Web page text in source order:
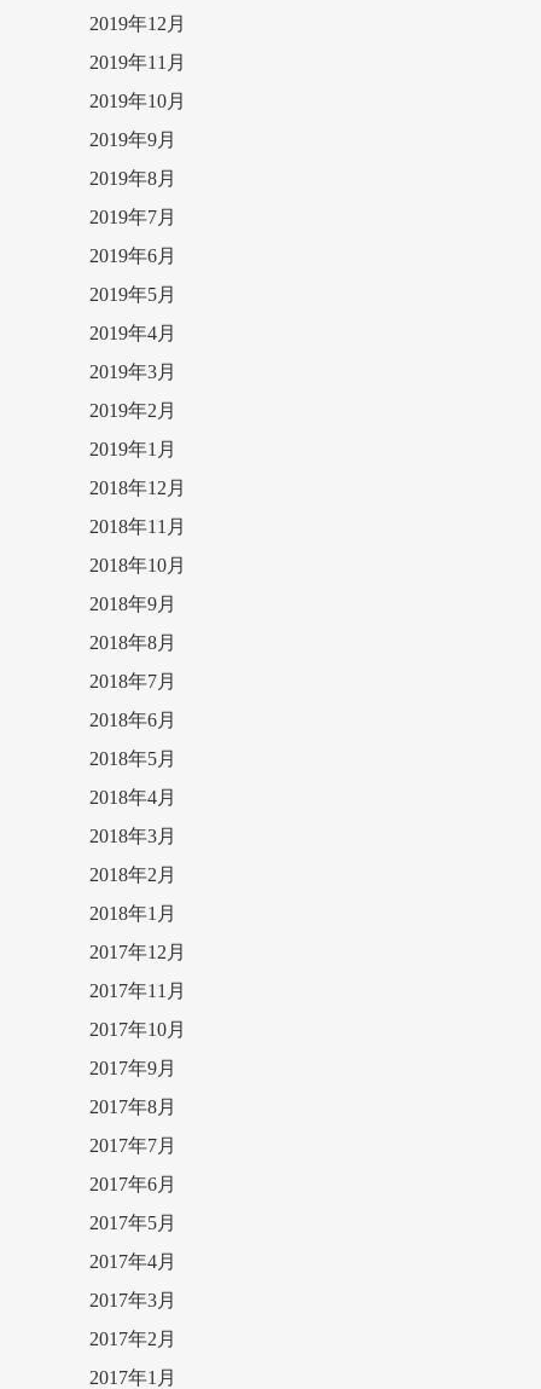
2019年12月
2019年11月
2019年10月
2019年9月
2019年8月
2019年7月
2019年6月
2019年5月
2019年4月
2019年3月
2019年2月
2019年1月
2018年12月
2018年11月
2018年10月
2018年9月
2018年8月
2018年7月
2018年6月
2018年5月
2018年4月
2018年3月
2018年2月
2018年1月
2017年12月
2017年11月
2017年10月
2017年9月
2017年8月
2017年7月
2017年6月
2017年5月
2017年4月
2017年3月
2017年2月
2017年1月